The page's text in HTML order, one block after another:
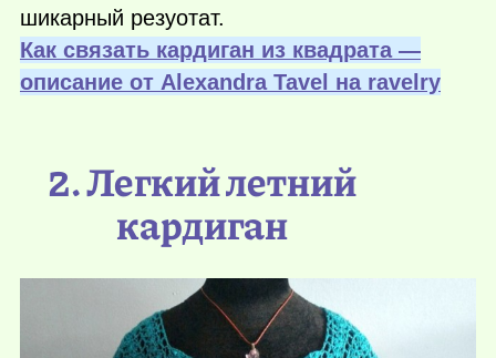
шикарный резуотат.
Как связать кардиган из квадрата —
описание от Alexandra Tavel на ravelry
2. Легкий летний
кардиган